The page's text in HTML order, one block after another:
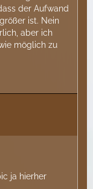
der Aufwand
ist. Nein
aber ich
möglich zu
ja hierher